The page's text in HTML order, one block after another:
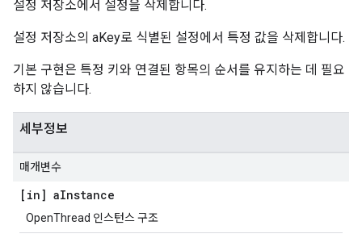
설정 저장소에서 설정을 삭제합니다.
설정 저장소의 aKey로 식별된 설정에서 특정 값을 삭제합니다.
기본 구현은 특정 키와 연결된 항목의 순서를 유지하는 데 필요
하지 않습니다.
세부정보
매개변수
[in] aInstance
OpenThread 인스턴스 구조